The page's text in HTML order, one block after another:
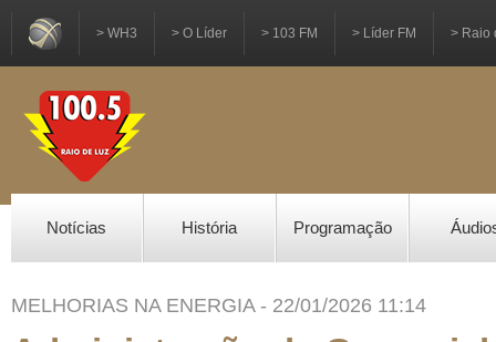
> WH3 > O Líder > 103 FM > Líder FM > Raio
Notícias História Programação
MELHORIAS NA ENERGIA - 22/01/2026 11:14